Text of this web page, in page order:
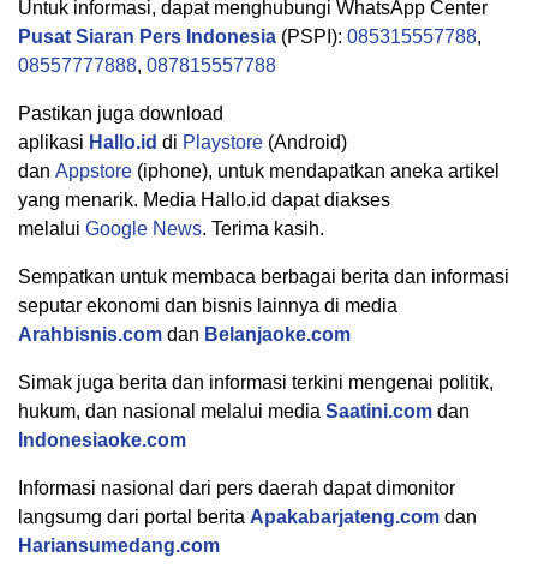
Untuk informasi, dapat menghubungi WhatsApp Center
Pusat Siaran Pers Indonesia (PSPI): 085315557788,
08557777888, 087815557788
Pastikan juga download
aplikasi Hallo.id di Playstore (Android)
dan Appstore (iphone), untuk mendapatkan aneka artikel
yang menarik. Media Hallo.id dapat diakses
melalui Google News. Terima kasih.
Sempatkan untuk membaca berbagai berita dan informasi
seputar ekonomi dan bisnis lainnya di media
Arahbisnis.com dan Belanjaoke.com
Simak juga berita dan informasi terkini mengenai politik,
hukum, dan nasional melalui media Saatini.com dan
Indonesiaoke.com
Informasi nasional dari pers daerah dapat dimonitor
langsumg dari portal berita Apakabarjateng.com dan
Hariansumedang.com